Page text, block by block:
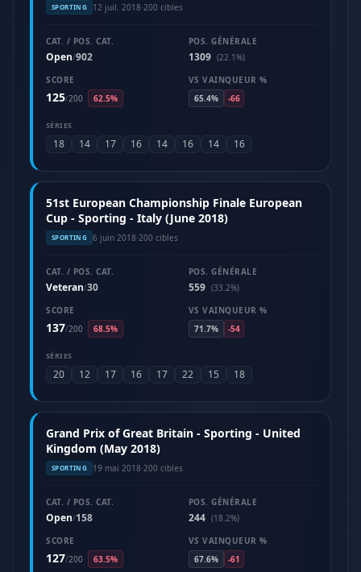
SPORTING 12 juil. 2018·200 cibles
CAT. / POS. CAT.
Open/902
POS. GÉNÉRALE
1309 (22.1%)
SCORE
125/200 62.5%
VS VAINQUEUR %
65.4%
-66
SÉRIES
18 14 17 16 14 16 14 16
51st European Championship Finale European
Cup - Sporting - Italy (June 2018)
SPORTING 6 juin 2018·200 cibles
CAT. / POS. CAT.
Veteran/30
POS. GÉNÉRALE
559 (33.2%)
SCORE
137/200 68.5%
VS VAINQUEUR %
71.7%
-54
SÉRIES
20 12 17 16 17 22 15 18
Grand Prix of Great Britain - Sporting - United
Kingdom (May 2018)
SPORTING 19 mai 2018·200 cibles
CAT. / POS. CAT.
Open/158
POS. GÉNÉRALE
244 (18.2%)
SCORE
127/200 63.5%
VS VAINQUEUR %
67.6%
-61